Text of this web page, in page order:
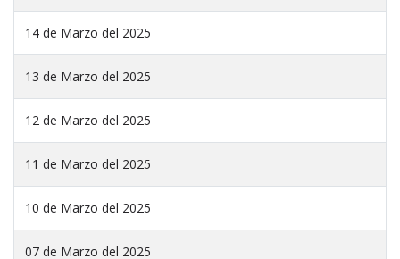
14 de Marzo del 2025
13 de Marzo del 2025
12 de Marzo del 2025
11 de Marzo del 2025
10 de Marzo del 2025
07 de Marzo del 2025